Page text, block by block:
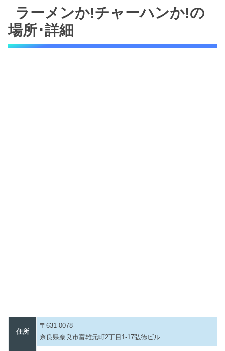
ラーメンか!チャーハンか!の
場所･詳細
住所
〒631-0078
奈良県奈良市富雄元町2丁目1-17弘徳ビル